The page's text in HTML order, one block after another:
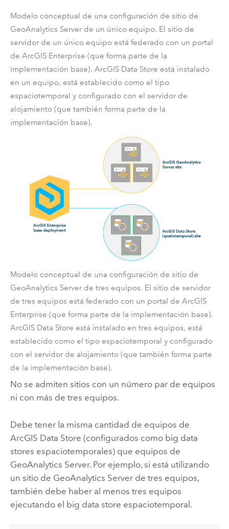
Modelo conceptual de una configuración de sitio de
GeoAnalytics Serverde un único equipo. El sitio de
servidor de un único equipo está federado con un portal
de ArcGIS Enterprise (que forma parte de la
implementación base). ArcGIS Data Store está instalado
en un equipo, está establecido como el tipo
espaciotemporal y configurado con el servidor de
alojamiento (que también forma parte de la
implementación base).
Modelo conceptual de una configuración de sitio de
GeoAnalytics Serverde tres equipos. El sitio de servidor
de tres equipos está federado con un portal de ArcGIS
Enterprise (que forma parte de la implementación base).
ArcGIS Data Store está instalado en tres equipos, está
establecido como el tipo espaciotemporal y configurado
con el servidor de alojamiento (que también forma parte
de la implementación base).
No se admiten sitios con un número par de equipos
ni con más de tres equipos.
Debe tener la misma cantidad de equipos de
ArcGIS Data Store (configurados como big data
stores espaciotemporales) que equipos de
GeoAnalytics Server. Por ejemplo, si está utilizando
un sitio de GeoAnalytics Serverde tres equipos,
también debe haber al menos tres equipos
ejecutando el big data store espaciotemporal.